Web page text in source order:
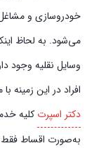
خودروسازی و
می‌شود. به لحاظ
وسایل نقلیه وجود
افراد در این
دکتر اسپرت کلیه
به‌صورت اقساط فقط